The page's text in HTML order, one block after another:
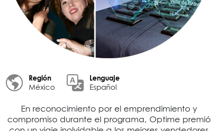
Región
México
Lenguaje
Español
En reconocimiento por el emprendimiento y
compromiso durante el programa, Optime premió